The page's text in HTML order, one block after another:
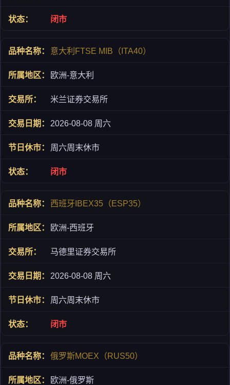
闭市
意大利FTSE MIB（ITA40）
欧洲-意大利
米兰证券交易所
2026-08-08 周六
周六周末休市
闭市
西班牙IBEX35（ESP35）
欧洲-西班牙
马德里证券交易所
2026-08-08 周六
周六周末休市
闭市
俄罗斯MOEX（RUS50）
欧洲-俄罗斯